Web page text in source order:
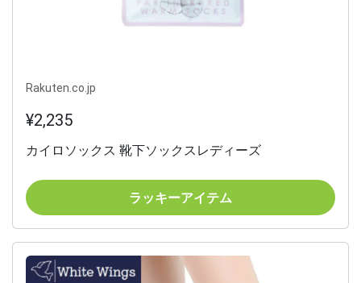
Rakuten.co.jp
¥2,235
カイロソックス 靴下ソックスレディーズ
ラッキーアイテム